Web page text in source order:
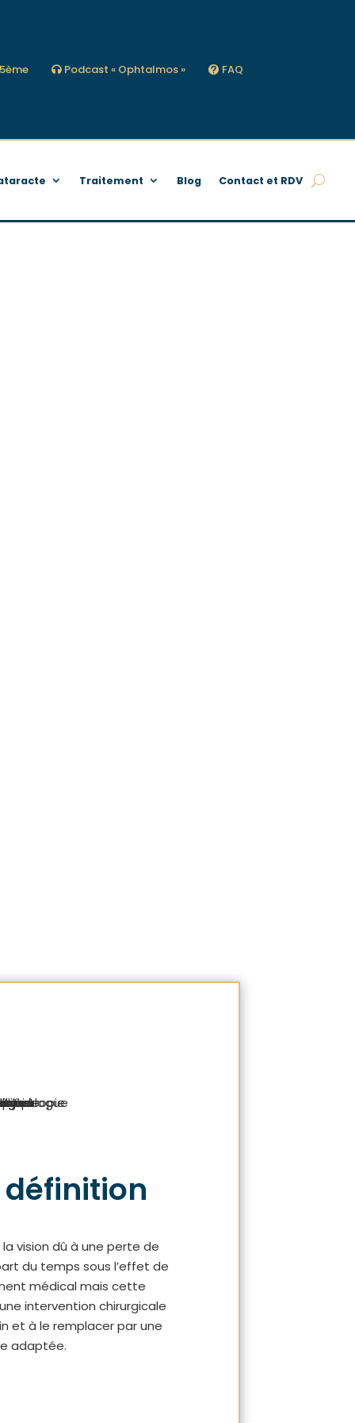
Podcast « Ophtalmos » FAQ
Traitement Blog Contact et RDV
vision dû à une perte de
du temps sous l’effet de
médical mais cette
intervention chirurgicale
et à le remplacer par une
adaptée.